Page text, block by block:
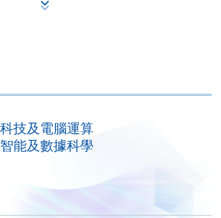
提供24小時網上報名及繳費服
上申請個別學歷頒授課程和報讀
「繳費靈」(PPS) (不適用於手
。除上述支付方式之外，如就
技及電腦運算
能及數據科學